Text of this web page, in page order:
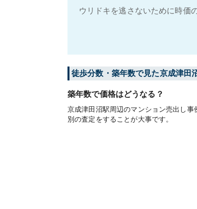
ウリドキを逃さないために時価
徒歩分数・築年数で見た京成津田
築年数で価格はどうなる？
京成津田沼駅周辺のマンション売出し
別の査定をすることが大事です。